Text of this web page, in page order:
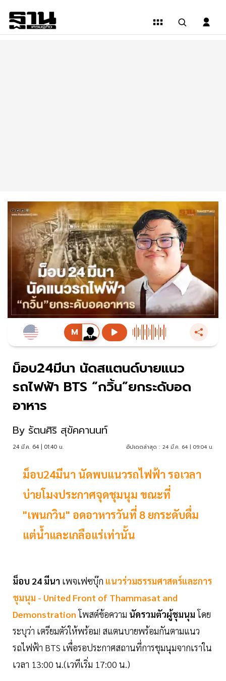
ม็อบ24มีนา นัดสแตนด์บายแนว
รถไฟฟ้า BTS “กวิ้น”ยกระดับอด
อาหาร
By รัตนศิริ สุขัคคานนท์
24 มี.ค. 64 | 01:40 น. อัปเดตล่าสุด : 24 มี.ค. 64 | 09:04 น.
ม็อบ24มีนา นัดพบแนวรถไฟฟ้า รอเวลา
บ่ายโมงประกาศจุดชุมนุม ขณะที่
"เพนกวิน" อดอาหารวันที่ 8 ยกระดับดื่ม
แต่น้ำและเกลือแร่เท่านั้น
ม็อบ 24 มีนา เพจเฟซบุ๊ก แนวร่วมธรรมศาสตร์และการ
ชุมนุม - United Front of Thammasat and
Demonstrationโพสต์ข้อความ นัดรวมตัวผู้ชุมนุมโดย
ระบุว่า เตรียมตัวให้พร้อม! สแตนบายพร้อมกันตามแนว
รถไฟฟ้า BTS เพื่อรอประกาศสถานที่การชุมนุมจากเราใน
เวลา 13:00 น.(เวทีเริ่ม 17:00 น.)